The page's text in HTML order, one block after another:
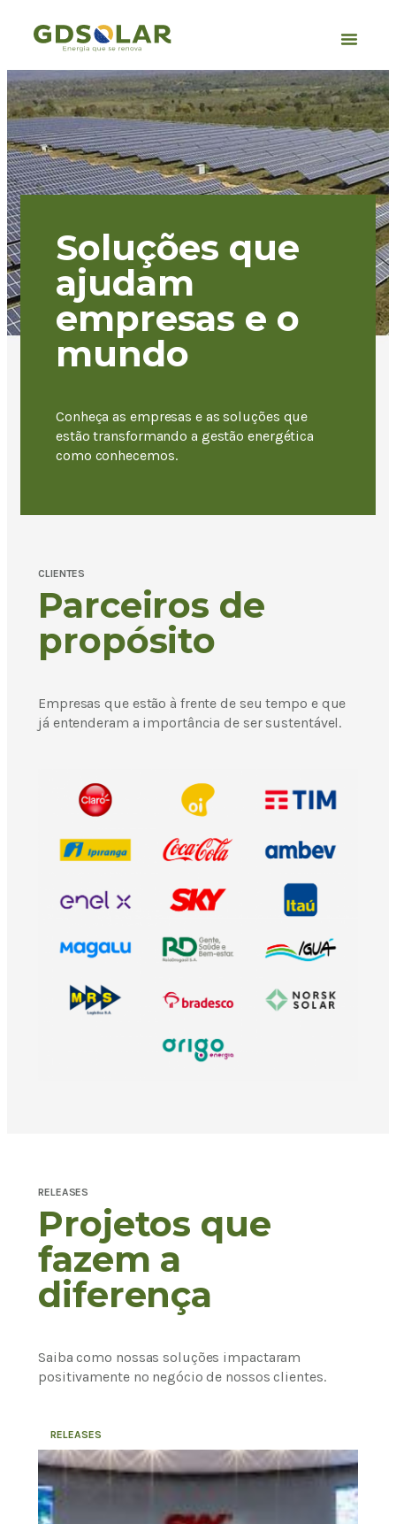
Soluções que
ajudam
empresas e o
mundo
Conheça as empresas e as soluções que
estão transformando a gestão energética
como conhecemos.
CLIENTES
Parceiros de
propósito
Empresas que estão à frente de seu tempo e que
já entenderam a importância de ser sustentável.
RELEASES
Projetos que
fazem a
diferença
Saiba como nossas soluções impactaram
positivamente no negócio de nossos clientes.
RELEASES